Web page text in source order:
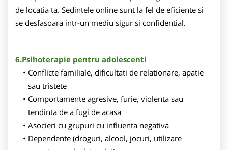
de locatia ta. Sedintele online sunt la fel de eficiente si
se desfasoara intr-un mediu sigur si confidential.
6.Psihoterapie pentru adolescenti
Conflicte familiale, dificultati de relationare, apatie
sau tristete
Comportamente agresive, furie, violenta sau
tendinta de a fugi de acasa
Asocieri cu grupuri cu influenta negativa
Dependente (droguri, alcool, jocuri, utilizare